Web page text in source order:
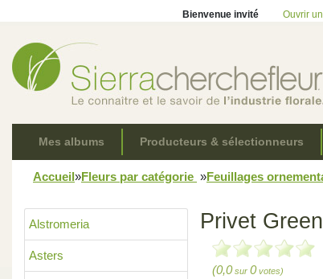
Bienvenue invité Ouvrir
Mes albums Producteurs & sélectionneurs
Accueil»Fleurs par catégorie »Feuillages
Alstromeria
Asters
Privet Green
(0,0sur 0votes)